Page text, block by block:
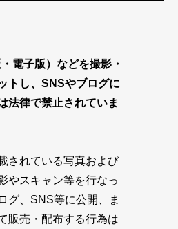
電子版）などを撮影・
トし、SNSやブログに
法律で禁止されていま
されている写真および
やスキャン等を行なっ
グ、SNS等に公開、ま
販売・配布する行為は